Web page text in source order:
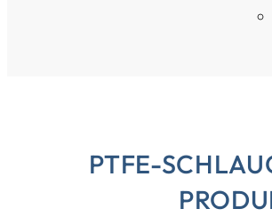
PTFE-